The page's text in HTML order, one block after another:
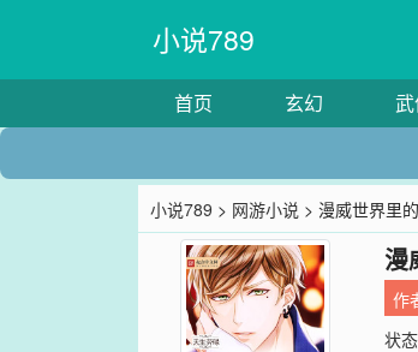
小说789
首页 玄幻
小说789 > 网游小说 > 漫威世界里
漫
作
状